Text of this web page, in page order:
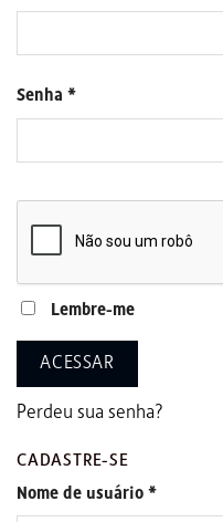
Senha *
Lembre-me
ACESSAR
Perdeu sua senha?
CADASTRE-SE
Nome de usuário *